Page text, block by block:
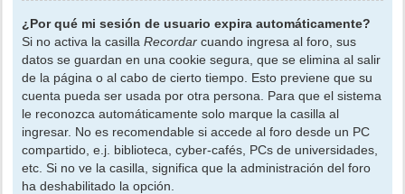
¿Por qué mi sesión de usuario expira automáticamente?
Si no activa la casilla Recordar cuando ingresa al foro, sus
datos se guardan en una cookie segura, que se elimina al salir
de la página o al cabo de cierto tiempo. Esto previene que su
cuenta pueda ser usada por otra persona. Para que el sistema
le reconozca automáticamente solo marque la casilla al
ingresar. No es recomendable si accede al foro desde un PC
compartido, e.j. biblioteca, cyber-cafés, PCs de universidades,
etc. Si no ve la casilla, significa que la administración del foro
ha deshabilitado la opción.